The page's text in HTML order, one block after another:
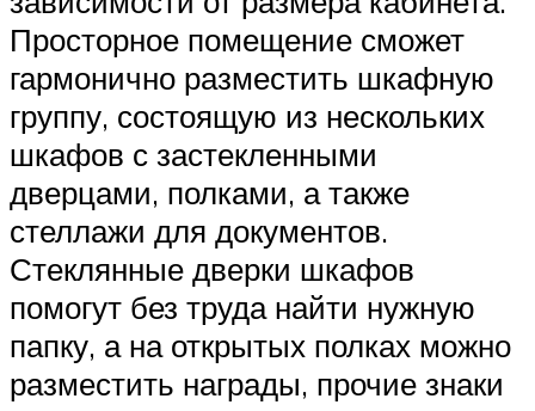
Просторное помещение сможет
гармонично разместить шкафную
группу, состоящую из нескольких
шкафов с застекленными
дверцами, полками, а также
стеллажи для документов.
Стеклянные дверки шкафов
помогут без труда найти нужную
папку, а на открытых полках можно
разместить награды, прочие знаки